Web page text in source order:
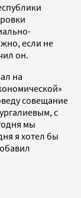
если не
он.
на
совещание
с
мы
я хотел бы